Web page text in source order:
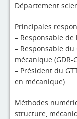
Département
Principales
– Responsable de
– Responsable
mécanique (GDR-
– Président du
en mécanique)
Méthodes
structure,